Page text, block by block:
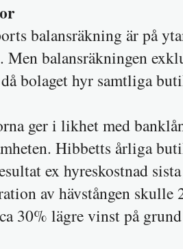
balansräkning är på
balansräkningen
bolaget hyr samtliga
ger i likhet med
Hibbetts årliga
ex hyreskostnad
av hävstången skulle
30% lägre vinst på